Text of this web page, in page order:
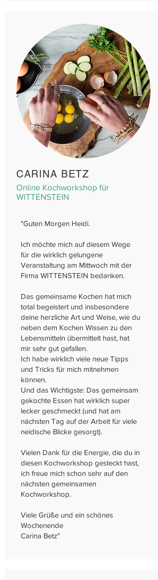
CARINA BETZ
Online Kochworkshop für
WITTENSTEIN
"Guten Morgen Heidi.
Ich möchte mich auf diesem Wege
für die wirklich gelungene
Veranstaltung am Mittwoch mit der
Firma WITTENSTEIN bedanken.
Das gemeinsame Kochen hat mich
total begeistert und insbesondere
deine herzliche Art und Weise, wie du
neben dem Kochen Wissen zu den
Lebensmitteln übermittelt hast, hat
mir sehr gut gefallen.
Ich habe wirklich viele neue Tipps
und Tricks für mich mitnehmen
können.
Und das Wichtigste: Das gemeinsam
gekochte Essen hat wirklich super
lecker geschmeckt (und hat am
nächsten Tag auf der Arbeit für viele
neidische Blicke gesorgt).
Vielen Dank für die Energie, die du in
diesen Kochworkshop gesteckt hast,
ich freue mich schon sehr auf den
nächsten gemeinsamen
Kochworkshop.
Viele Grüße und ein schönes
Wochenende
Carina Betz​"